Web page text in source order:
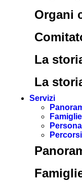
Organi
La
La
Servizi